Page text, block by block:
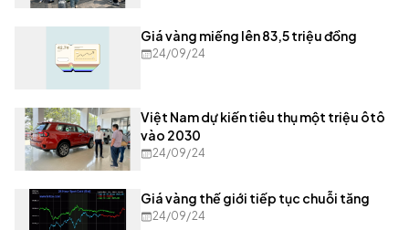
Giá vàng miếng lên 83,5 triệu đồng
24/09/24
Việt Nam dự kiến tiêu thụ một triệu ôtô
vào 2030
24/09/24
Giá vàng thế giới tiếp tục chuỗi tăng
24/09/24